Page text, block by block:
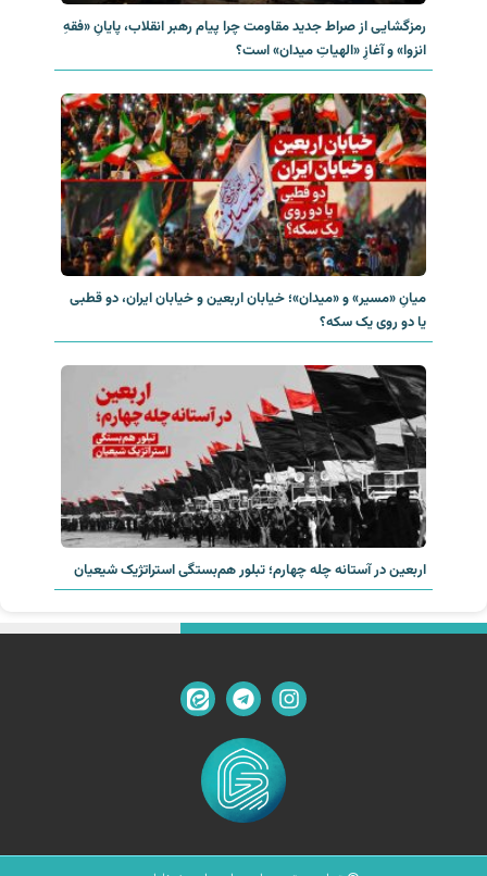
رمزگشایی از صراط جدید مقاومت چرا پیام رهبر انقلاب، پایانِ «فقهِ
انزوا» و آغازِ «الهیاتِ میدان» است؟
میانِ «مسیر» و «میدان»؛ خیابان اربعین و خیابان ایران، دو قطبی
یا دو روی یک سکه؟‌
اربعین در آستانه چله چهارم؛ تبلور هم‌بستگی استراتژیک شیعیان